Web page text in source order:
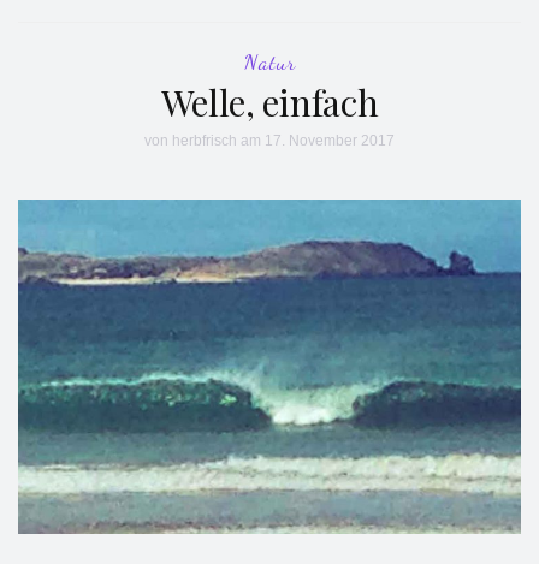
Natur
Welle, einfach
von herbfrisch am 17. November 2017